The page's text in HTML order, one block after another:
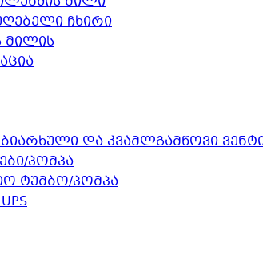
ჩხირი
მილის
არხული და კვამლგამწოვი
პომპა
ტუმბო/პომპა